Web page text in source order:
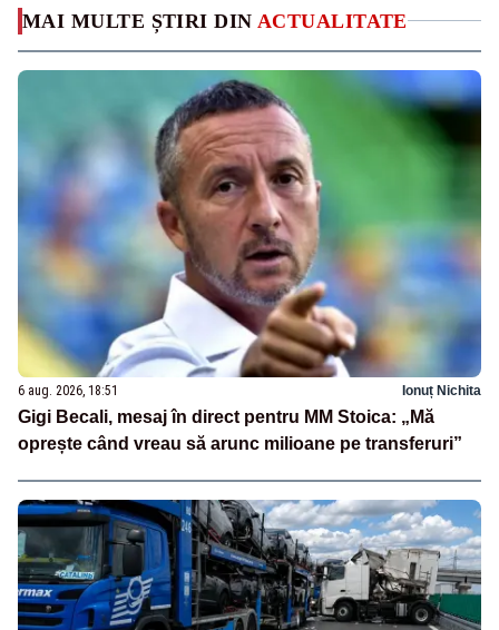
MAI MULTE ȘTIRI DIN ACTUALITATE
6 aug. 2026, 18:51 Ionuț Nichita
Gigi Becali, mesaj în direct pentru MM Stoica: „Mă
oprește când vreau să arunc milioane pe transferuri”